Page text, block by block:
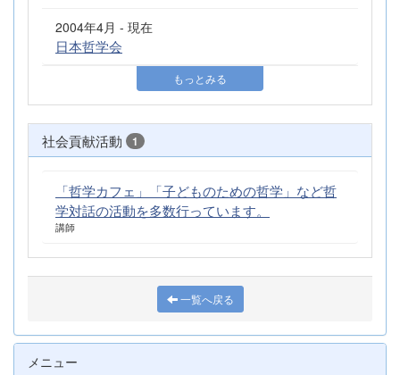
2004年4月 - 現在
日本哲学会
もっとみる
社会貢献活動 1
「哲学カフェ」「子どものための哲学」など哲
学対話の活動を多数行っています。
講師
一覧へ戻る
メニュー